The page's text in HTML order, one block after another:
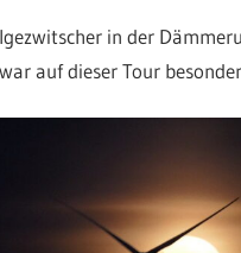
in der
auf dieser Tour